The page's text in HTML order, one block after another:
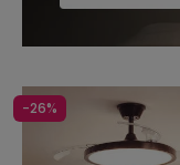
-26%